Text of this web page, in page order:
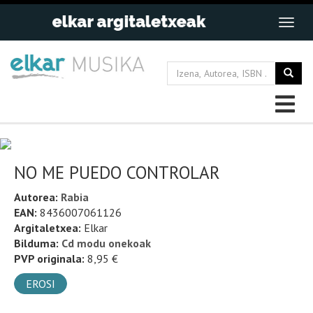
NO ME PUEDO CONTROLAR
Autorea: Rabia
EAN: 8436007061126
Argitaletxea: Elkar
Bilduma: Cd modu onekoak
PVP originala: 8,95 €
EROSI